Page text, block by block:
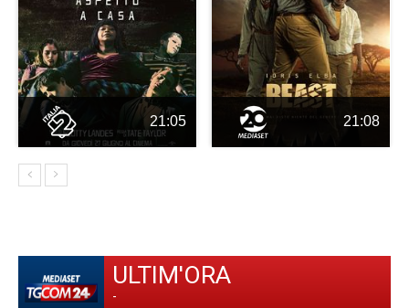
21:05 21:08
ULTIM'ORA
-